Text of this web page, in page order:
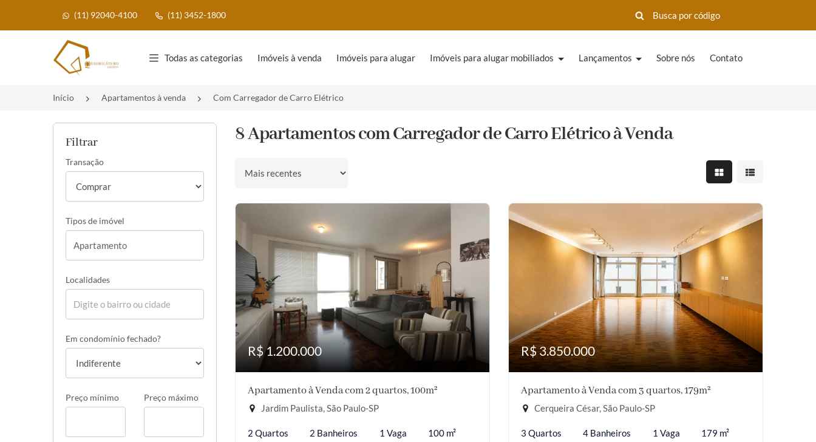
(11) 92040-4100 (11) 3452-1800
Página inicial
Todas as categorias Imóveis à venda Imóveis para alugar Imóveis para alugar mobiliados Lançamentos Sobre nós Contato
Início Apartamentos à venda Com Carregador de Carro Elétrico
Filtrar
Transação
Tipos de imóvel
Localidades
Em condomínio fechado?
Preço mínimo Preço máximo
8 Apartamentos com Carregador de Carro Elétrico à Venda
Ordenar por Mostrar resultados em
Mostrar
R$ 1.200.000
Apartamento à Venda com 2 quartos, 100m²
Jardim Paulista, São Paulo-SP
2 Quartos 2 Banheiros 1 Vaga 100 m²
R$ 3.850.000
Apartamento à Venda com 3 quartos, 179m²
Cerqueira César, São Paulo-SP
3 Quartos 4 Banheiros 1 Vaga 179 m²